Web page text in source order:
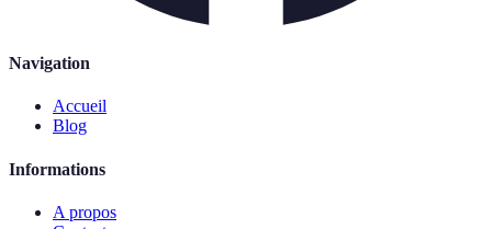
Navigation
Accueil
Blog
Informations
A propos